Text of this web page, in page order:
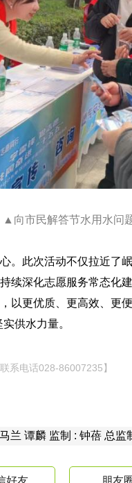
▲向市民解答节水用水问
。此次活动不仅拉近了
续深化志愿服务常态化
以更优质、更高效、更
供水力量。
系电话028-86007235】
兰 谭麟 监制 : 钟蓓 总监
好友 朋友